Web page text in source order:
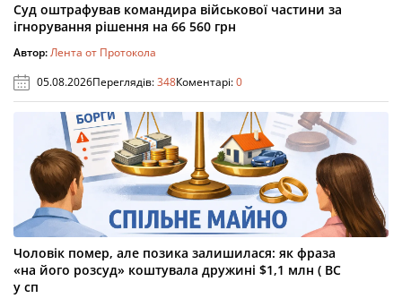
Суд оштрафував командира військової частини за
ігнорування рішення на 66 560 грн
Автор:Лента от Протокола
05.08.2026Переглядів:348Коментарі:0
Чоловік помер, але позика залишилася: як фраза
«на його розсуд» коштувала дружині $1,1 млн ( ВС
у сп